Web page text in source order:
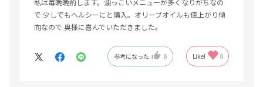
私は毎晩晩酌します。油っこいメニューが多くなりがちなの
で 少しでもヘルシーにと購入。オリーブオイルも値上がり傾
向なので 奥様に喜んでいただきました。
参考になった 0 Like! 0